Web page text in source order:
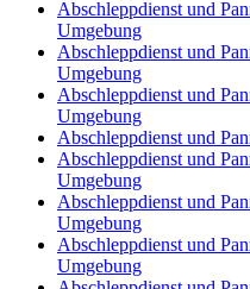
Abschleppdienst und
Umgebung
Abschleppdienst und
Umgebung
Abschleppdienst und
Umgebung
Abschleppdienst und
Abschleppdienst und
Umgebung
Abschleppdienst und
Umgebung
Abschleppdienst und
Umgebung